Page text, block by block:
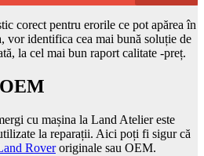
corect pentru erorile ce pot apărea în
vor identifica cea mai bună soluție de
la cel mai bun raport calitate -preț.
cu mașina la Land Atelier este
la reparații. Aici poți fi sigur că
Roveroriginale sau OEM.